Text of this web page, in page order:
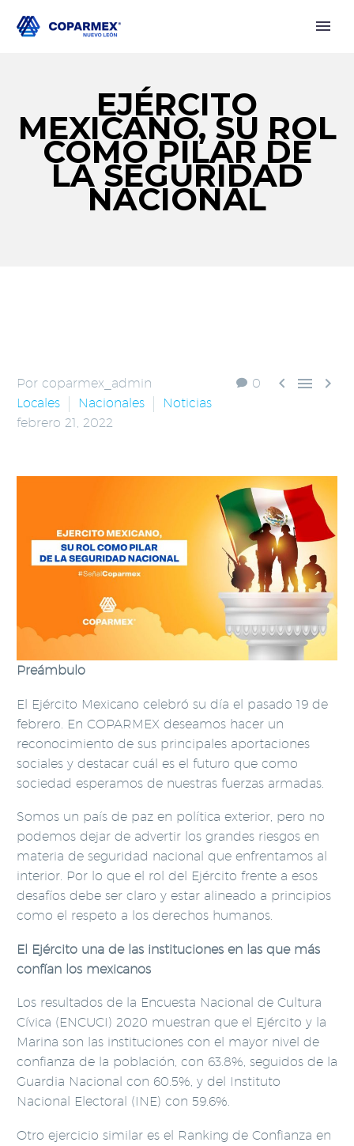
EJÉRCITO
MEXICANO, SU ROL
COMO PILAR DE
LA SEGURIDAD
NACIONAL
0   
Por coparmex_admin
Locales
Nacionales
Noticias
febrero 21, 2022
Preámbulo
El Ejército Mexicano celebró su día el pasado 19 de
febrero. En COPARMEX deseamos hacer un
reconocimiento de sus principales aportaciones
sociales y destacar cuál es el futuro que como
sociedad esperamos de nuestras fuerzas armadas.
Somos un país de paz en política exterior, pero no
podemos dejar de advertir los grandes riesgos en
materia de seguridad nacional que enfrentamos al
interior. Por lo que el rol del Ejército frente a esos
desafíos debe ser claro y estar alineado a principios
como el respeto a los derechos humanos.
El Ejército una de las instituciones en las que más
confían los mexicanos
Los resultados de la Encuesta Nacional de Cultura
Cívica (ENCUCI) 2020 muestran que el Ejército y la
Marina son las instituciones con el mayor nivel de
confianza de la población, con 63.8%, seguidos de la
Guardia Nacional con 60.5%, y del Instituto
Nacional Electoral (INE) con 59.6%.
Otro ejercicio similar es el Ranking de Confianza en